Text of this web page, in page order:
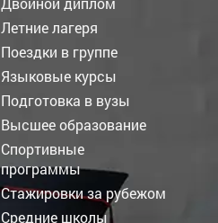
Летние лагеря
Поездки в группе
Языковые курсы
Подготовка в вузы
Высшее образование
Спортивные
программы
Стажировки за рубежом
Средние школы